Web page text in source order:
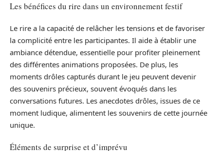
Les bénéfices du rire dans un environnement festif
Le rire a la capacité de relâcher les tensions et de favoriser
la complicité entre les participantes. Il aide à établir une
ambiance détendue, essentielle pour profiter pleinement
des différentes animations proposées. De plus, les
moments drôles capturés durant le jeu peuvent devenir
des souvenirs précieux, souvent évoqués dans les
conversations futures. Les anecdotes drôles, issues de ce
moment ludique, alimentent les souvenirs de cette journée
unique.
Éléments de surprise et d’imprévu